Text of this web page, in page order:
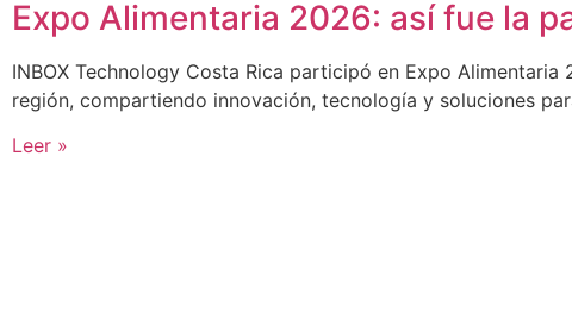
Expo Alimentaria 2026: así fue la
INBOX Technology Costa Rica participó en Expo
región, compartiendo innovación, tecnología y soluciones
Leer »